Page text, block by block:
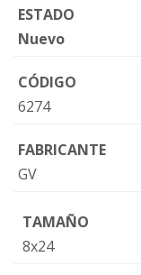
ESTADO
Nuevo
CÓDIGO
6274
FABRICANTE
GV
TAMAÑO
8x24